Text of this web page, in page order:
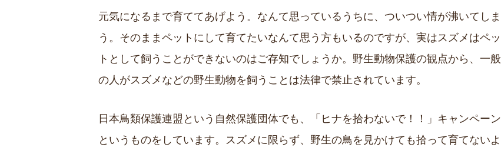
元気になるまで育ててあげよう。なんて思っているうちに、ついつい情が沸いてしま
う。そのままペットにして育てたいなんて思う方もいるのですが、実はスズメはペッ
トとして飼うことができないのはご存知でしょうか。野生動物保護の観点から、一般
の人がスズメなどの野生動物を飼うことは法律で禁止されています。
日本鳥類保護連盟という自然保護団体でも、「ヒナを拾わないで！！」キャンペーン
というものをしています。スズメに限らず、野生の鳥を見かけても拾って育てないよ